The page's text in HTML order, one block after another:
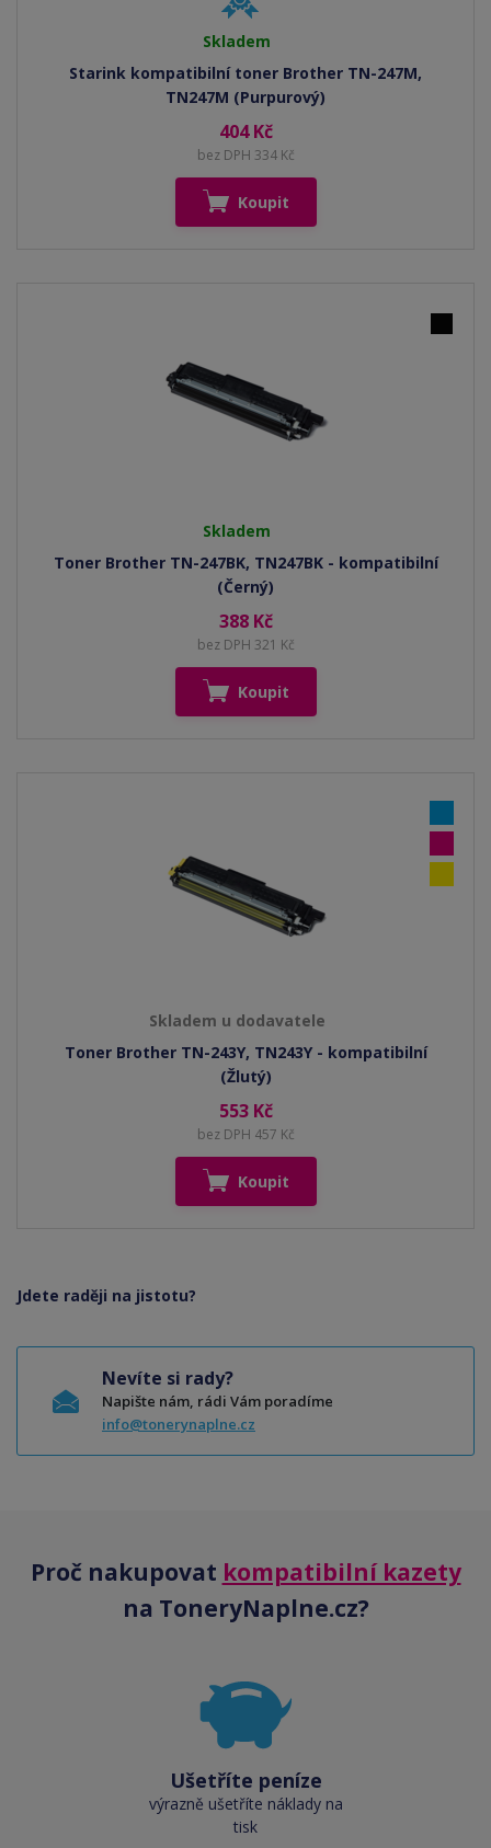
Skladem
Starink kompatibilní toner Brother TN-247M,
TN247M (Purpurový)
404 Kč
bez DPH 334 Kč
Koupit
Skladem
Toner Brother TN-247BK, TN247BK - kompatibilní
(Černý)
388 Kč
bez DPH 321 Kč
Koupit
Skladem u dodavatele
Toner Brother TN-243Y, TN243Y - kompatibilní
(Žlutý)
553 Kč
bez DPH 457 Kč
Koupit
Jdete raději na jistotu?
Nevíte si rady?
Napište nám, rádi Vám poradíme
info@tonerynaplne.cz
Proč nakupovat kompatibilní kazety
na ToneryNaplne.cz?
Ušetříte peníze
výrazně ušetříte náklady na
tisk